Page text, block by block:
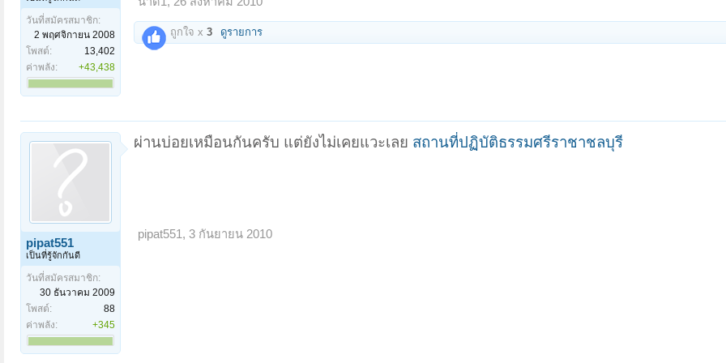
วันที่สมัครสมาชิก:
2 พฤศจิกายน 2008
โพสต์:
13,402
ค่าพลัง:
+43,438
ถูกใจ x 3 ดูรายการ
pipat551
เป็นที่รู้จักกันดี
วันที่สมัครสมาชิก:
30 ธันวาคม 2009
โพสต์:
88
ค่าพลัง:
+345
ผ่านบ่อยเหมือนกันครับ แต่ยังไม่เคยแวะเลย สถานที่ปฏิบัติธรรมศรีราชาชลบุรี
pipat551, 3 กันยายน 2010